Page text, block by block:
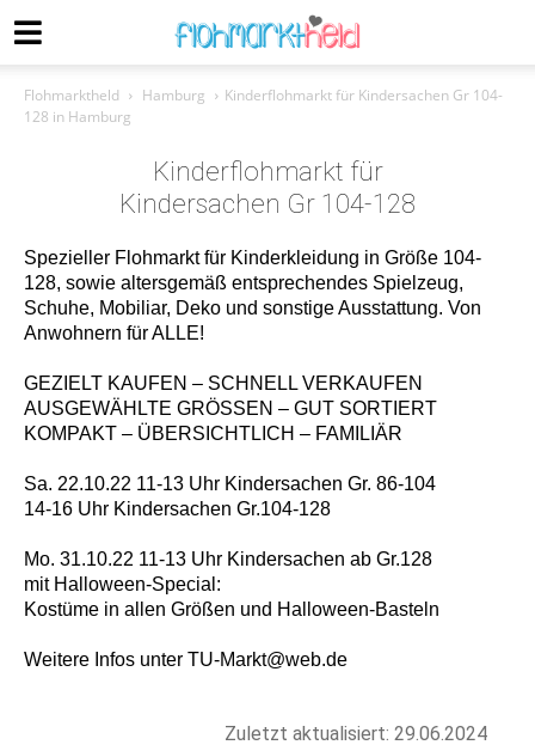
Flohmarktheld Hamburg
Kinderflohmarkt für Kindersachen Gr 104-
128 in Hamburg
Kinderflohmarkt für
Kindersachen Gr 104-128
Spezieller Flohmarkt für Kinderkleidung in Größe 104-
128, sowie altersgemäß entsprechendes Spielzeug,
Schuhe, Mobiliar, Deko und sonstige Ausstattung. Von
Anwohnern für ALLE!
GEZIELT KAUFEN – SCHNELL VERKAUFEN
AUSGEWÄHLTE GRÖSSEN – GUT SORTIERT
KOMPAKT – ÜBERSICHTLICH – FAMILIÄR
Sa. 22.10.22 11-13 Uhr Kindersachen Gr. 86-104
14-16 Uhr Kindersachen Gr.104-128
Mo. 31.10.22 11-13 Uhr Kindersachen ab Gr.128
mit Halloween-Special:
Kostüme in allen Größen und Halloween-Basteln
Weitere Infos unter TU-Markt@web.de
Zuletzt aktualisiert: 29.06.2024